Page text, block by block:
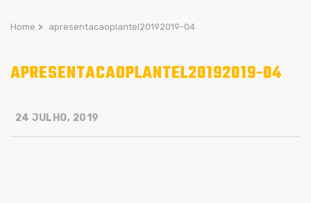
Home > apresentacaoplantel20192019-04
APRESENTACAOPLANTEL20192019-04
24 JULHO, 2019